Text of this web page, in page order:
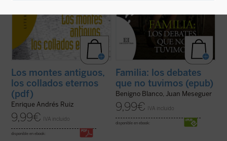
Los montes antiguos,
los collados eternos
(pdf)
Enrique Andrés Ruiz
9,99€ IVA incluido
disponible en ebook:
Familia: los debates
que no tuvimos (epub)
Benigno Blanco, Juan Meseguer
9,99€ IVA incluido
disponible en ebook: